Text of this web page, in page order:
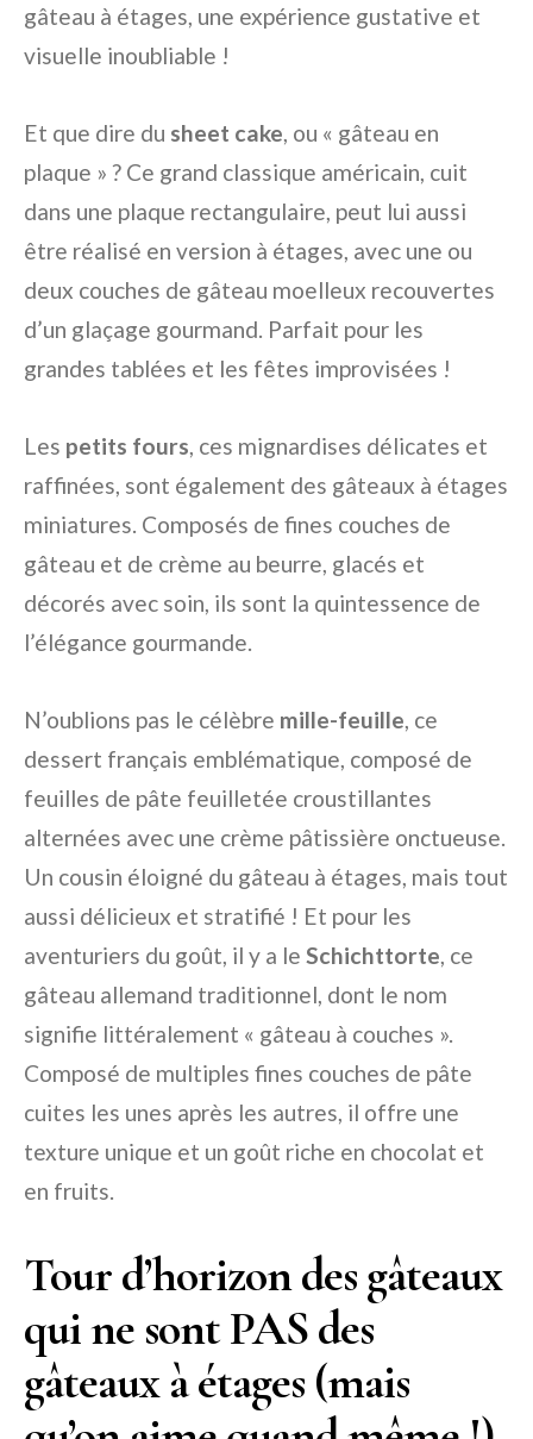
gâteau à étages, une expérience gustative et
visuelle inoubliable !
Et que dire du sheet cake, ou « gâteau en
plaque » ? Ce grand classique américain, cuit
dans une plaque rectangulaire, peut lui aussi
être réalisé en version à étages, avec une ou
deux couches de gâteau moelleux recouvertes
d’un glaçage gourmand. Parfait pour les
grandes tablées et les fêtes improvisées !
Les petits fours, ces mignardises délicates et
raffinées, sont également des gâteaux à étages
miniatures. Composés de fines couches de
gâteau et de crème au beurre, glacés et
décorés avec soin, ils sont la quintessence de
l’élégance gourmande.
N’oublions pas le célèbre mille-feuille, ce
dessert français emblématique, composé de
feuilles de pâte feuilletée croustillantes
alternées avec une crème pâtissière onctueuse.
Un cousin éloigné du gâteau à étages, mais tout
aussi délicieux et stratifié ! Et pour les
aventuriers du goût, il y a le Schichttorte, ce
gâteau allemand traditionnel, dont le nom
signifie littéralement « gâteau à couches ».
Composé de multiples fines couches de pâte
cuites les unes après les autres, il offre une
texture unique et un goût riche en chocolat et
en fruits.
Tour d’horizon des gâteaux
qui ne sont PAS des
gâteaux à étages (mais